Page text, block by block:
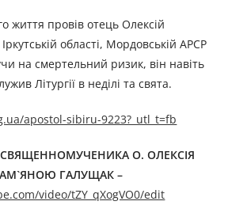
життя провів отець Олексій
області, Мордовській АРСР
на смертельний ризик, він навіть
Літургії в неділі та свята.
apostol-sibiru-9223?_utl_t=fb
СВЯЩЕННОМУЧЕНИКА О.ОЛЕКСІЯ
ГАЛУЩАК –
video/tZY_qXogVO0/edit